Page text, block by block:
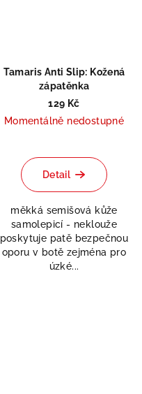
Tamaris Anti Slip: Kožená
zápatěnka
129 Kč
Momentálně nedostupné
Detail
měkká semišová kůže
samolepicí - neklouže
poskytuje patě bezpečnou
oporu v botě zejména pro
úzké...